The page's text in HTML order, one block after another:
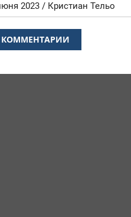
2023 / Кристиан Тельо
КОММЕНТАРИИ